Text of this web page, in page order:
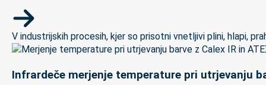
V industrijskih procesih, kjer so prisotni vnetljivi plini, hlapi,
Infrardeče merjenje temperature pri utrjevanju